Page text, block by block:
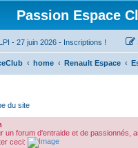
Passion Espace
LPI - 27 juin 2026 - Inscriptions !
home Renault Espace
du site
un forum d'entraide et de passionnés,
ceci: